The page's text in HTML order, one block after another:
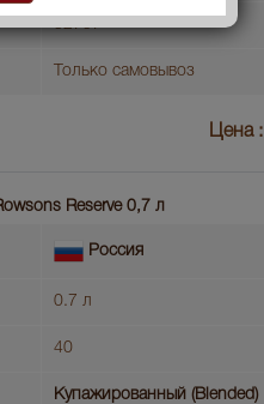
32757
Только самовывоз
Цена :
Reserve 0,7 л
Россия
0.7 л
40
Купажированный (Blended)